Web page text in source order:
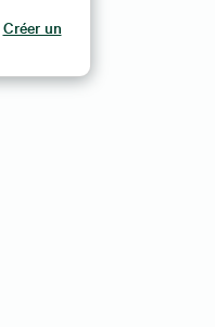
Créer un